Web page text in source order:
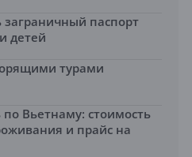
паспорт
детей
турами
по Вьетнаму: стоимость
и прайс на